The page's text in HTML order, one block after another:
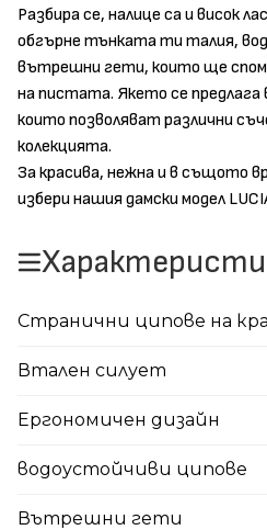
Разбира се, налице са и висок
обгърне тънката ти талия,
вътрешни гети, които ще
на пистата. Якето се предлага
които позволяват различни
колекцията.
За красива, нежна и в същото
избери нашия дамски модел
Странични ципове на
Втален силует
Eргономичен дизайн
водоустойчиви ципове
Вътрешни гети